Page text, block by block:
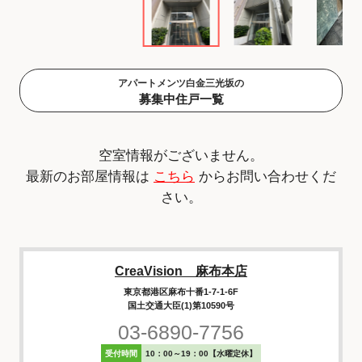
アパートメンツ白金三光坂の
募集中住戸一覧
空室情報がございません。
最新のお部屋情報は こちら からお問い合わせくだ
さい。
CreaVision 麻布本店
東京都港区麻布十番1-7-1-6F
国土交通大臣(1)第10590号
03-6890-7756
受付時間 10：00～19：00【水曜定休】